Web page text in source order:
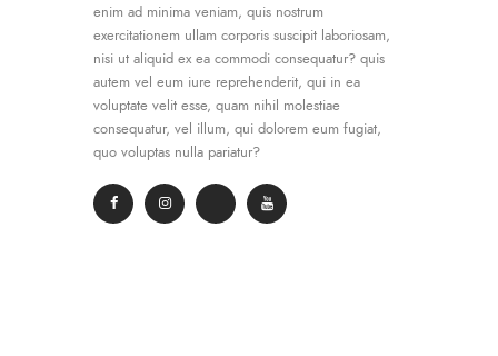
enim ad minima veniam, quis nostrum
exercitationem ullam corporis suscipit laboriosam,
nisi ut aliquid ex ea commodi consequatur? quis
autem vel eum iure reprehenderit, qui in ea
voluptate velit esse, quam nihil molestiae
consequatur, vel illum, qui dolorem eum fugiat,
quo voluptas nulla pariatur?